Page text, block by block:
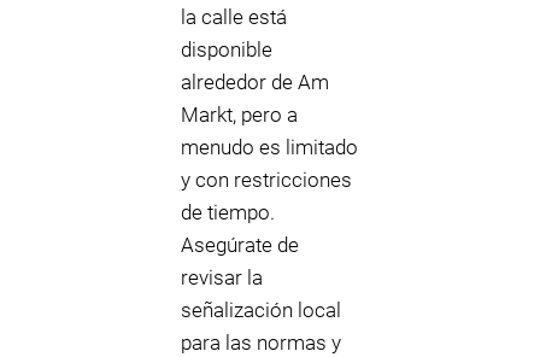
la calle está
disponible
alrededor de Am
Markt, pero a
menudo es limitado
y con restricciones
de tiempo.
Asegúrate de
revisar la
señalización local
para las normas y